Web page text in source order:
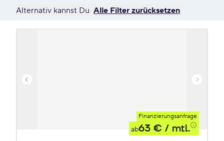
Alternativ kannst Du Alle Filter zurücksetzen
Finanzierungsanfrage
ab63 € / mtl.